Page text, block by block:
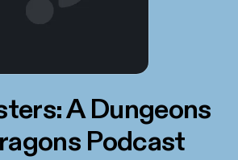
A Dungeons
Podcast